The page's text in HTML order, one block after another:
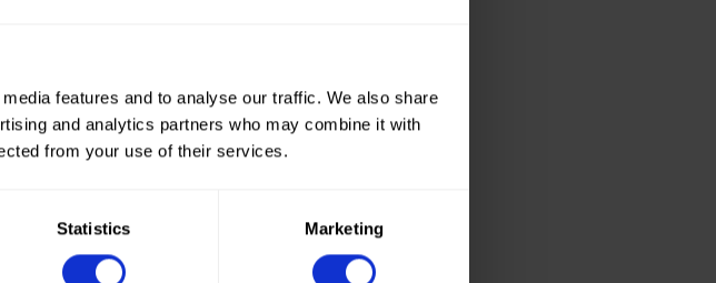
features and to analyse our traffic. We also share
and analytics partners who may combine it with
from your use of their services.
Statistics Marketing
How to order?